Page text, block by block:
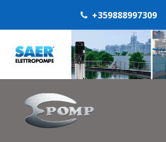
+359888997309